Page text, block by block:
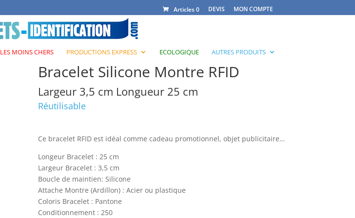
Articles 0 DEVIS MON COMPTE
LES MOINS CHERS PRODUCTIONS EXPRESS ECOLOGIQUE AUTRES PRODUITS
Bracelet Silicone Montre RFID
Largeur 3,5 cm Longueur 25 cm
Réutilisable
Ce bracelet RFID est idéal comme cadeau promotionnel, objet publicitaire…
Longeur Bracelet : 25 cm
Largeur Bracelet : 3,5 cm
Boucle de maintien: Silicone
Attache Montre (Ardillon) : Acier ou plastique
Coloris Bracelet : Pantone
Conditionnement : 250